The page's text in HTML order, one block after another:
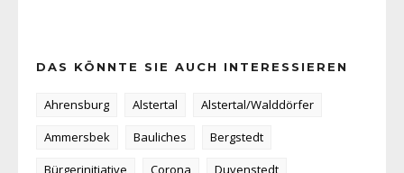
DAS KÖNNTE SIE AUCH INTERESSIEREN
Ahrensburg Alstertal
Alstertal/Walddörfer
Ammersbek
Bauliches
Bergstedt
Bürgerinitiative
Corona
Duvenstedt